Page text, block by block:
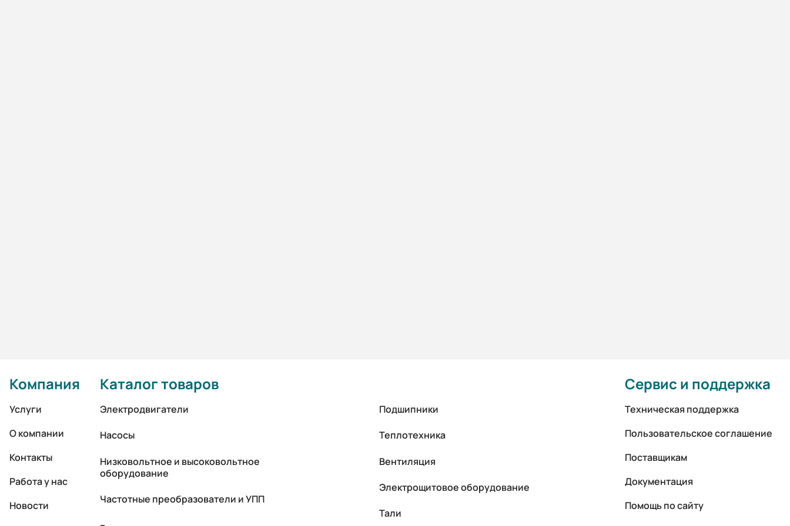
Компания
Услуги
О компании
Контакты
Работа у нас
Новости
Каталог товаров
Электродвигатели
Насосы
Низковольтное и высоковольтное
оборудование
Частотные преобразователи и УПП
Подшипники
Теплотехника
Вентиляция
Электрощитовое оборудование
Тали
Сервис и поддержка
Техническая поддержка
Пользовательское соглашение
Поставщикам
Документация
Помощь по сайту